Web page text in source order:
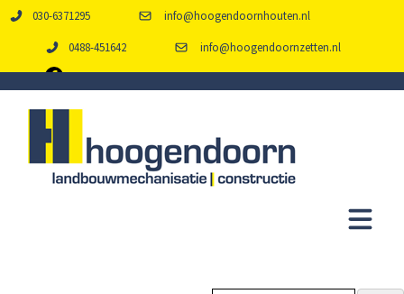
030-6371295 info@hoogendoornhouten.nl
0488-451642 info@hoogendoornzetten.nl